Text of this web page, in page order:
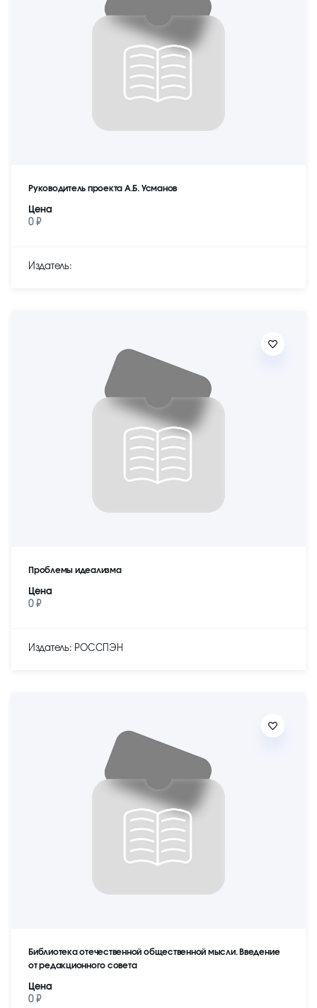
Руководитель проекта А.Б. Усманов
Цена
0 ₽
Издатель:
Проблемы идеализма
Цена
0 ₽
Издатель: РОССПЭН
Библиотека отечественной общественной мысли. Введение
от редакционного совета
Цена
0 ₽